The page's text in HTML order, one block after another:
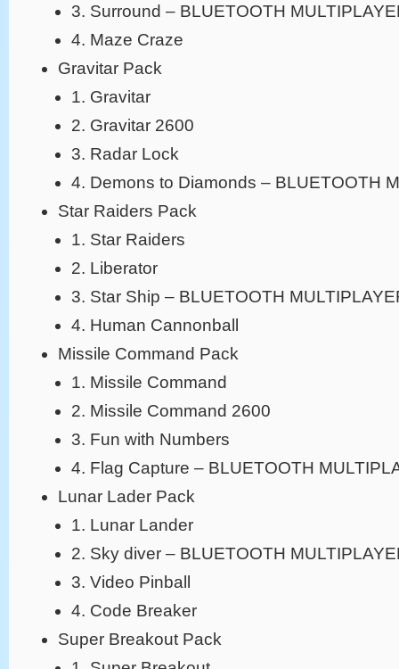
3. Surround – BLUETOOTH
4. Maze Craze
Gravitar Pack
1. Gravitar
2. Gravitar 2600
3. Radar Lock
4. Demons to Diamonds – BLUETOOTH
Star Raiders Pack
1. Star Raiders
2. Liberator
3. Star Ship – BLUETOOTH
4. Human Cannonball
Missile Command Pack
1. Missile Command
2. Missile Command 2600
3. Fun with Numbers
4. Flag Capture – BLUETOOTH
Lunar Lader Pack
1. Lunar Lander
2. Sky diver – BLUETOOTH
3. Video Pinball
4. Code Breaker
Super Breakout Pack